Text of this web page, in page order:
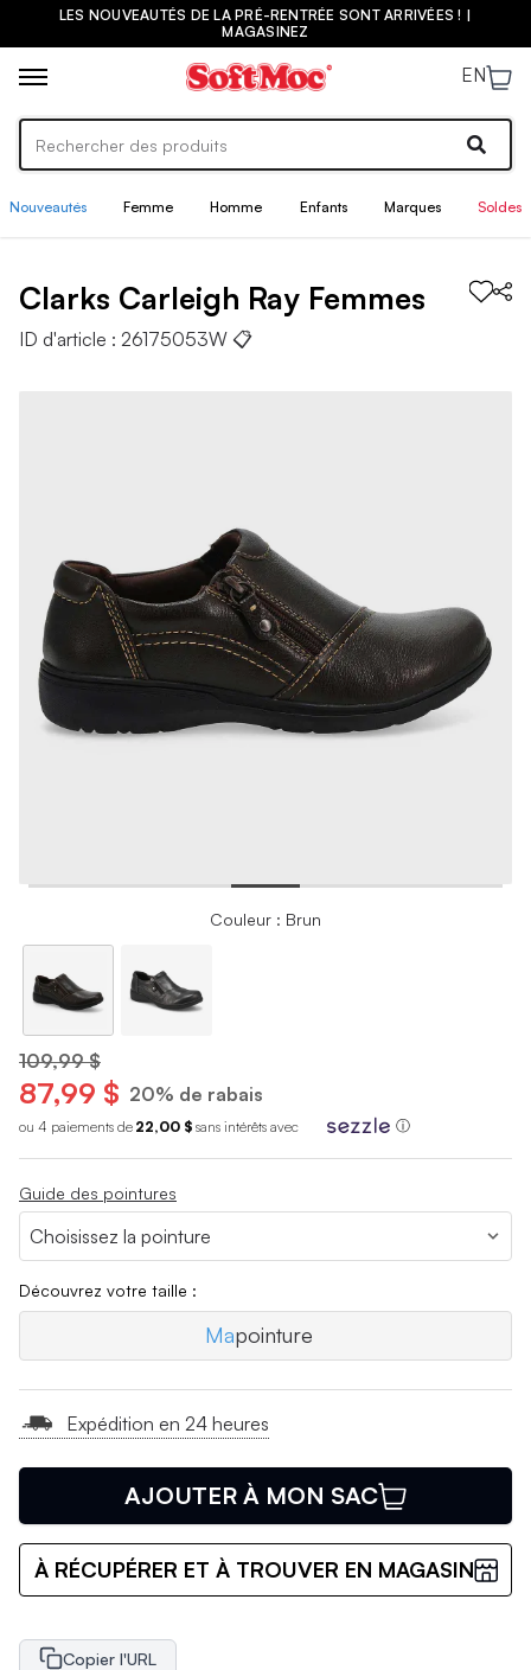
LES NOUVEAUTÉS DE LA PRÉ-RENTRÉE SONT ARRIVÉES ! |
MAGASINEZ
EN
Nouveautés Femme Homme Enfants Marques Soldes
Clarks Carleigh Ray Femmes
ID d'article : 26175053W 📋
Couleur : Brun
109,99 $
87,99 $ 20% de rabais
ou 4 paiements de 22,00 $ sans intérêts avec ⓘ
Guide des pointures
Découvrez votre taille :
Mapointure
Expédition en 24 heures
AJOUTER À MON SAC
À RÉCUPÉRER ET À TROUVER EN MAGASIN
Copier l'URL